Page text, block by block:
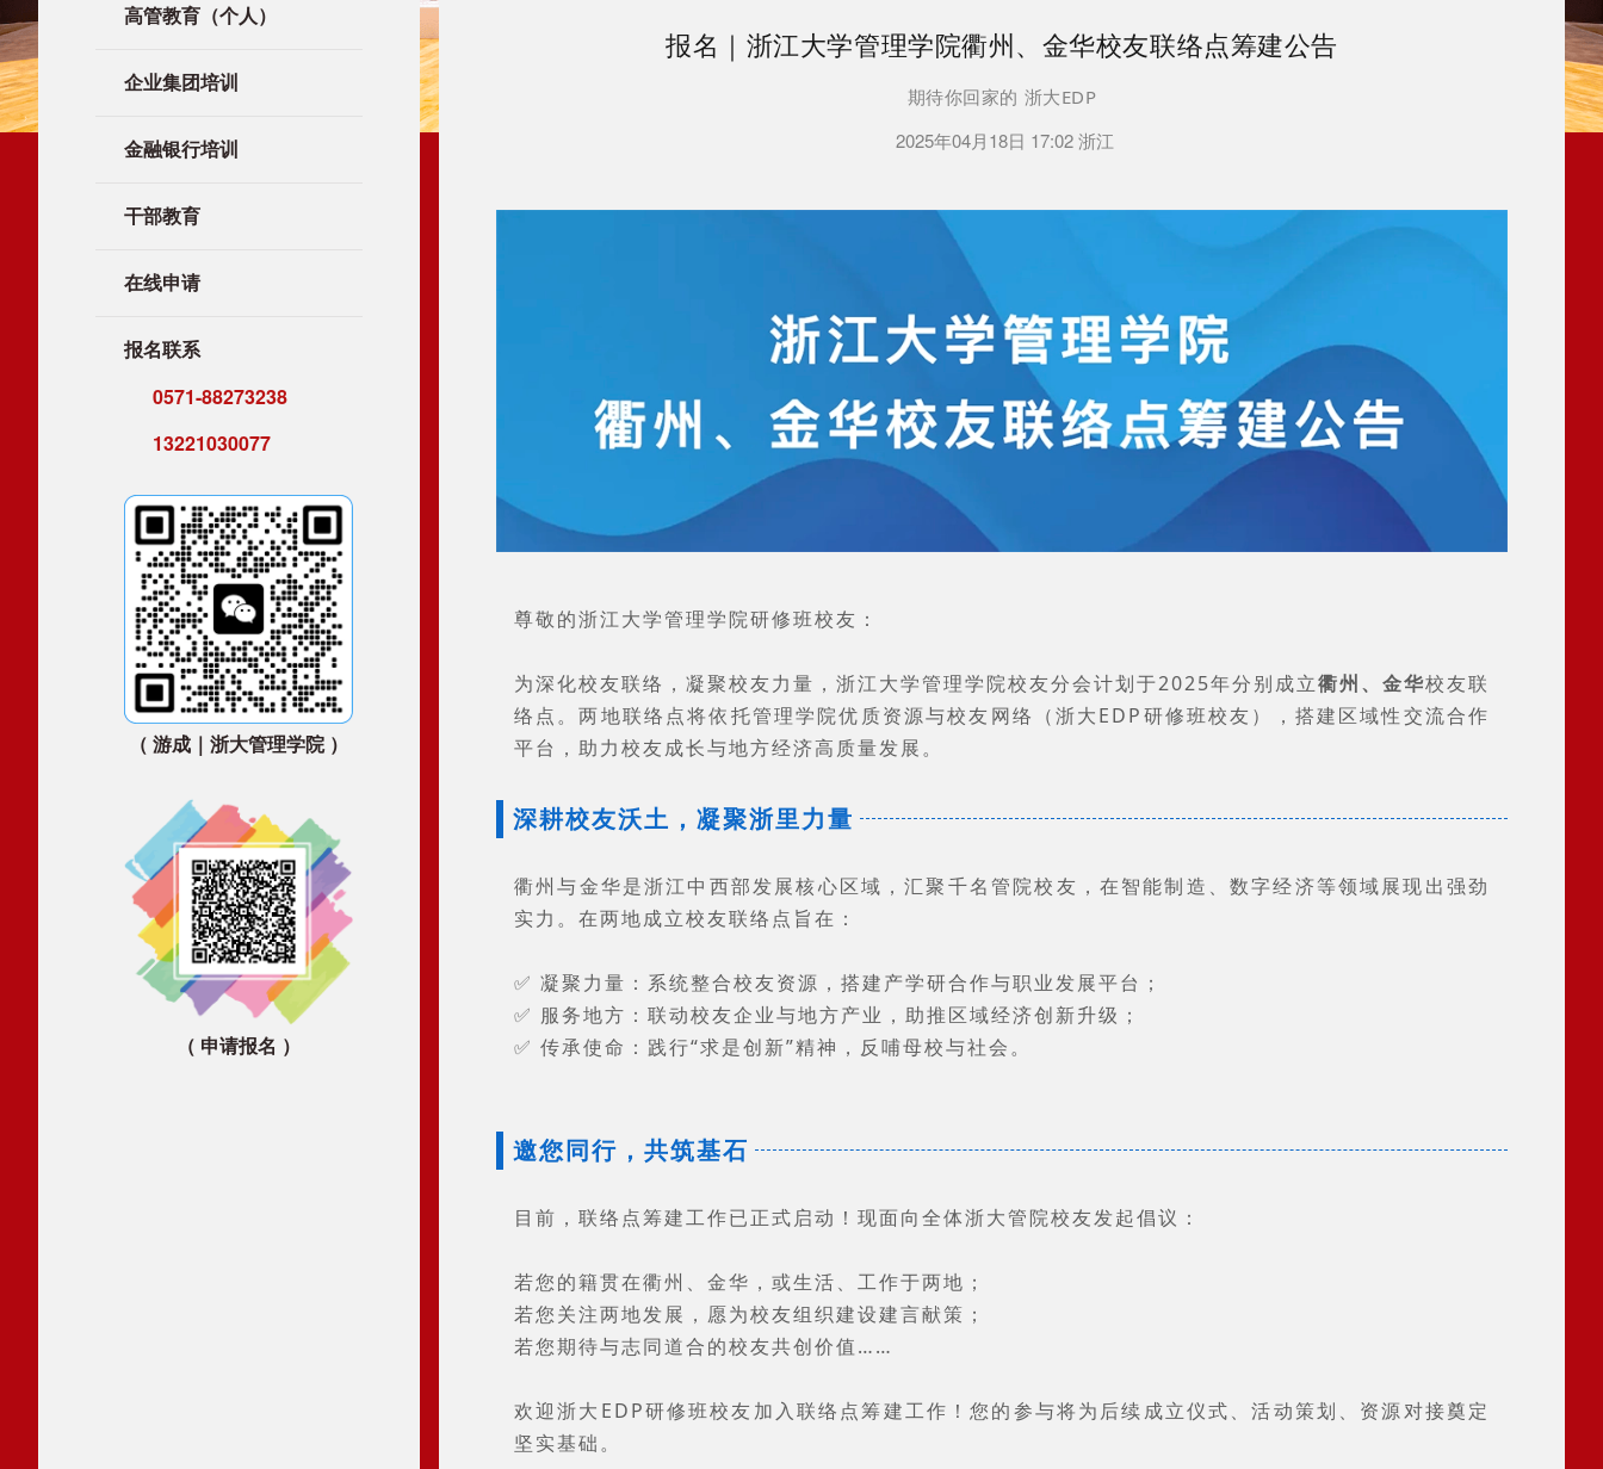
高管教育（个人）
企业集团培训
金融银行培训
干部教育
在线申请
报名联系
0571-88273238
13221030077
（ 游成｜浙大管理学院 ）
（ 申请报名 ）
报名｜浙江大学管理学院衢州、金华校友联络点筹建公告
期待你回家的 浙大EDP
2025年04月18日 17:02 浙江
尊敬的浙江大学管理学院研修班校友：
为深化校友联络，凝聚校友力量，浙江大学管理学院校友分会计划于2025年分别成立衢州、金华校友联
络点。两地联络点将依托管理学院优质资源与校友网络（浙大EDP研修班校友），搭建区域性交流合作
平台，助力校友成长与地方经济高质量发展。
深耕校友沃土，凝聚浙里力量
衢州与金华是浙江中西部发展核心区域，汇聚千名管院校友，在智能制造、数字经济等领域展现出强劲
实力。在两地成立校友联络点旨在：
✅ 凝聚力量：系统整合校友资源，搭建产学研合作与职业发展平台；
✅ 服务地方：联动校友企业与地方产业，助推区域经济创新升级；
✅ 传承使命：践行“求是创新”精神，反哺母校与社会。
邀您同行，共筑基石
目前，联络点筹建工作已正式启动！现面向全体浙大管院校友发起倡议：
若您的籍贯在衢州、金华，或生活、工作于两地；
若您关注两地发展，愿为校友组织建设建言献策；
若您期待与志同道合的校友共创价值……
欢迎浙大EDP研修班校友加入联络点筹建工作！您的参与将为后续成立仪式、活动策划、资源对接奠定
坚实基础。